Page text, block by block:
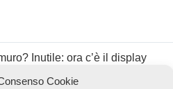
Cookie
Inutile: ora c’è il display